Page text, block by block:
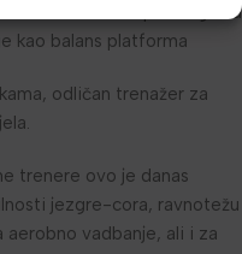
koristi kao polužoga za
kao balans platforma
odličan trenažer za
trenere ovo je danas
jezgre-cora, ravnotežu
aerobno vadbanje, ali i za